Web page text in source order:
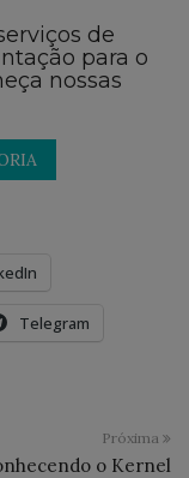
de
para o
nossas
Telegram
Próxima
o Kernel